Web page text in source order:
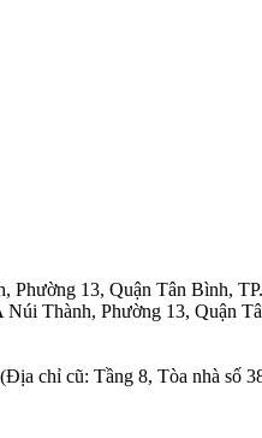
Phường 13, Quận Tân Bình,
Thành, Phường 13, Quận
(Địa chỉ cũ: Tầng 8, Tòa nhà số